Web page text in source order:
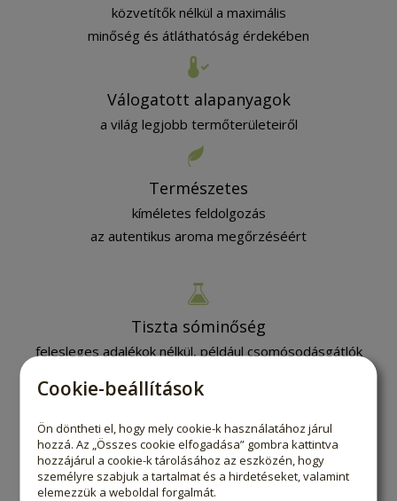
közvetítők nélkül a maximális
minőség és átláthatóság érdekében
Válogatott alapanyagok
a világ legjobb termőterületeiről
Természetes
kíméletes feldolgozás
az autentikus aroma megőrzéséért
Tiszta sóminőség
felesleges adalékok nélkül, például csomósodásgátlók
a valódi ízért
Ellenőrzött minőség
laboratóriumban ellenőrzött minőség minden egyes
Cookie-beállítások
Ön döntheti el, hogy mely cookie-k használatához járul
hozzá. Az „Összes cookie elfogadása” gombra kattintva
hozzájárul a cookie-k tárolásához az eszközén, hogy
személyre szabjuk a tartalmat és a hirdetéseket, valamint
elemezzük a weboldal forgalmát.